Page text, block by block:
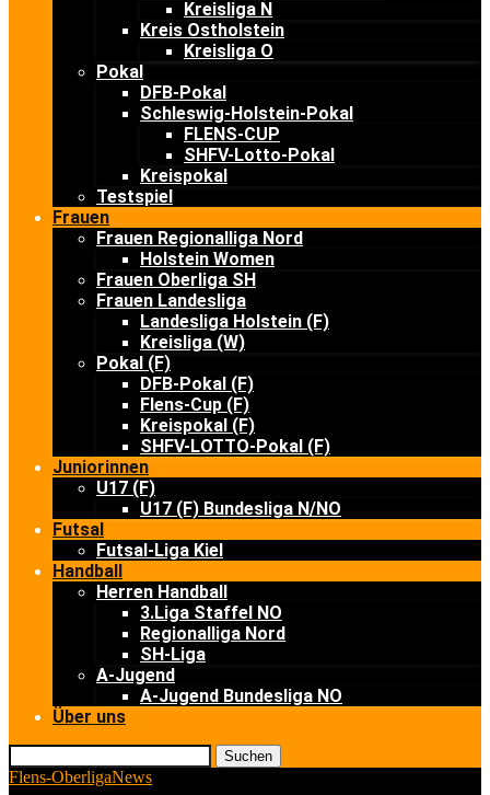
Kreisliga N
Kreis Ostholstein
Kreisliga O
Pokal
DFB-Pokal
Schleswig-Holstein-Pokal
FLENS-CUP
SHFV-Lotto-Pokal
Kreispokal
Testspiel
Frauen
Frauen Regionalliga Nord
Holstein Women
Frauen Oberliga SH
Frauen Landesliga
Landesliga Holstein (F)
Kreisliga (W)
Pokal (F)
DFB-Pokal (F)
Flens-Cup (F)
Kreispokal (F)
SHFV-LOTTO-Pokal (F)
Juniorinnen
U17 (F)
U17 (F) Bundesliga N/NO
Futsal
Futsal-Liga Kiel
Handball
Herren Handball
3.Liga Staffel NO
Regionalliga Nord
SH-Liga
A-Jugend
A-Jugend Bundesliga NO
Über uns
Suchen
Flens-OberligaNews